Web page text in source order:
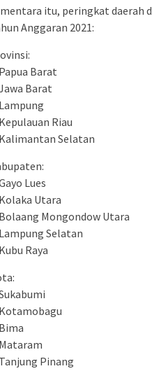
itu, peringkat daerah
Anggaran 2021:
Barat
Barat
Riau
Selatan
Lues
Utara
Mongondow Utara
Selatan
Raya
Pinang